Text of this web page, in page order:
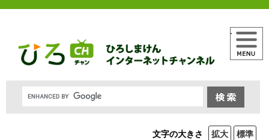
文字の大きさ 拡大 標準
メニュー